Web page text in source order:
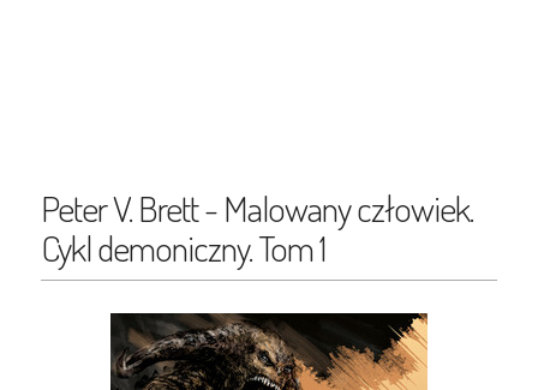
Peter V. Brett - Malowany człowiek.
Cykl demoniczny. Tom 1